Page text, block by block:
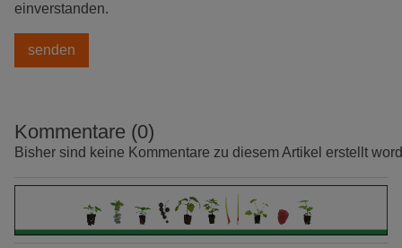
einverstanden.
Kommentare (0)
Bisher sind keine Kommentare zu diesem Artikel erstellt